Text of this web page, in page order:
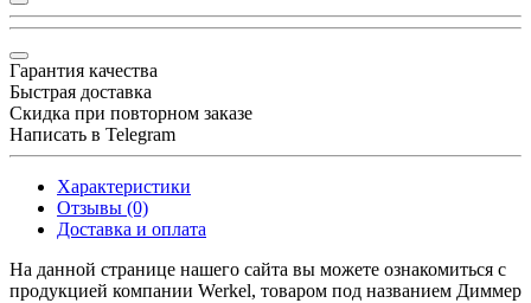
Гарантия качества
Быстрая доставка
Скидка при повторном заказе
Написать в Telegram
Характеристики
Отзывы (0)
Доставка и оплата
На данной странице нашего сайта вы можете ознакомиться с
продукцией компании Werkel, товаром под названием Диммер